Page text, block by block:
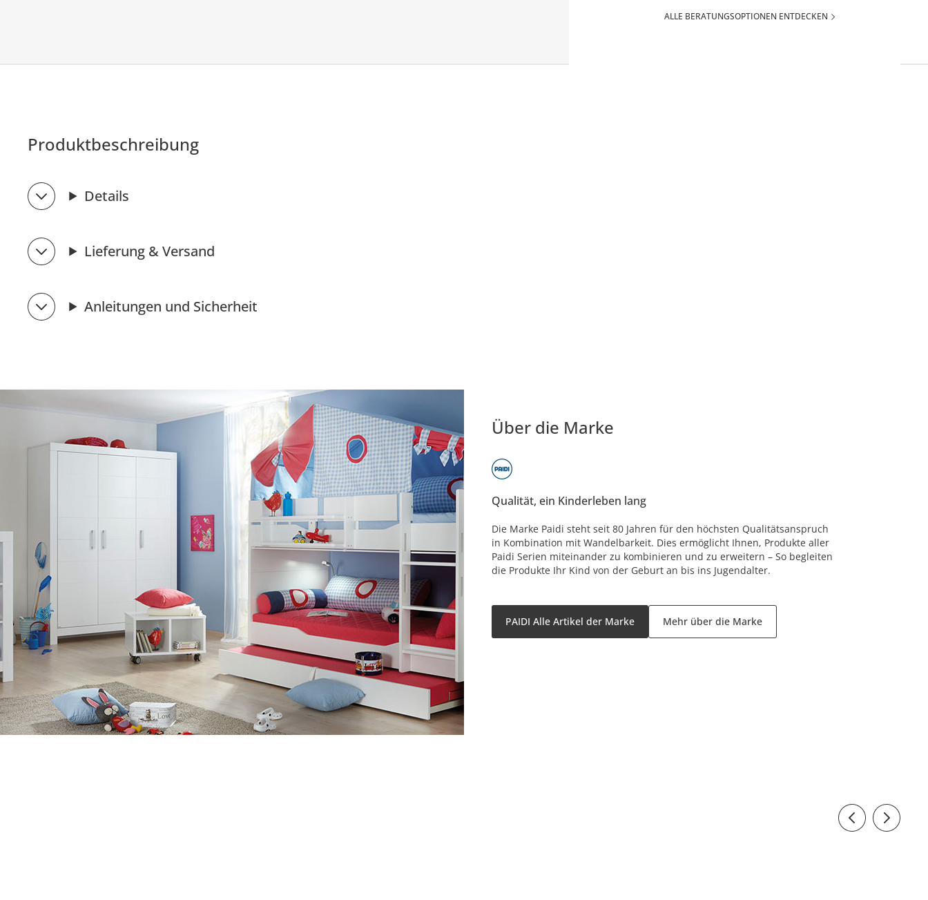
ALLE BERATUNGSOPTIONEN ENTDECKEN
Produktbeschreibung
Details
Lieferung & Versand
Anleitungen und Sicherheit
Über die Marke
Qualität, ein Kinderleben lang
Die Marke Paidi steht seit 80 Jahren für den höchsten Qualitätsanspruch
in Kombination mit Wandelbarkeit. Dies ermöglicht Ihnen, Produkte aller
Paidi Serien miteinander zu kombinieren und zu erweitern – So begleiten
die Produkte Ihr Kind von der Geburt an bis ins Jugendalter.
PAIDI Alle Artikel der Marke Mehr über die Marke